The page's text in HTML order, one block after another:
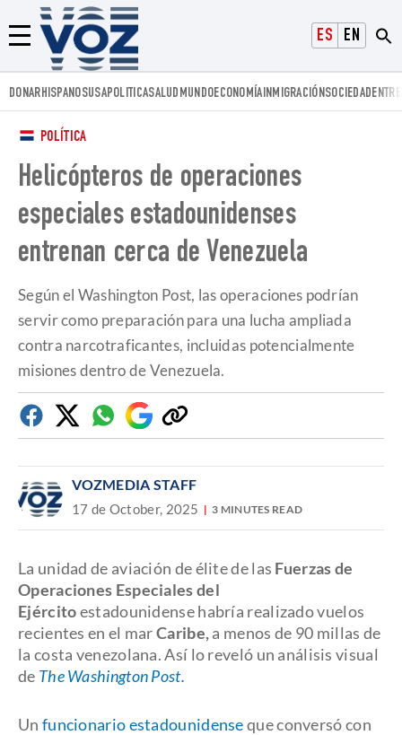
ESPAÑOLENGLISH
Menú
Voz.us
DONARHISPANOSUSAPOLITICASALUD MUNDOECONOMÍAINMIGRACIÓNSOCIEDAD
POLÍTICA
Helicópteros de operaciones
especiales estadounidenses
entrenan cerca de Venezuela
Según el Washington Post, las operaciones podrían
servir como preparación para una lucha ampliada
contra narcotraficantes, incluidas potencialmente
misiones dentro de Venezuela.
FacebookTwitterWhatsapp
Google
Discover
Copiar
enlace
VOZMEDIA STAFF
17 de October, 2025 3 MINUTES READ
La unidad de aviación de élite de las Fuerzas de
Operaciones Especiales del
Ejércitoestadounidense habría realizado vuelos
recientes en el marCaribe,a menos de 90 millas de
la costa venezolana. Así lo reveló un análisis visual
de The Washington Post.
Un funcionario estadounidenseque conversó con